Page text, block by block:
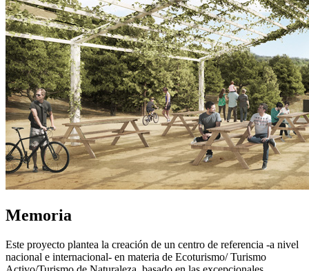
Memoria
Este proyecto plantea la creación de un centro de referencia -a nivel
nacional e internacional- en materia de Ecoturismo/ Turismo